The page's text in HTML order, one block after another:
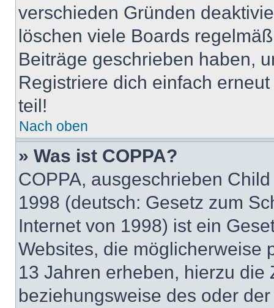
verschieden Gründen
löschen viele Boards
Beiträge geschrieben haben,
Registriere dich einfach
teil!
Nach oben
» Was ist COPPA?
COPPA, ausgeschrieben
1998 (deutsch: Gesetz zum
Internet von 1998) ist ein
Websites, die möglicherweise
13 Jahren erheben, hierzu die
beziehungsweise des oder